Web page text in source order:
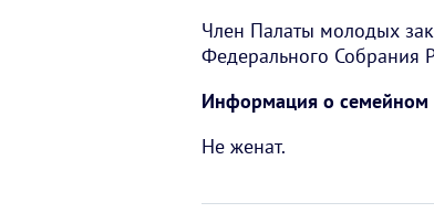
Член Палаты молодых
Федерального Собрания
Информация о семейном
Не женат.